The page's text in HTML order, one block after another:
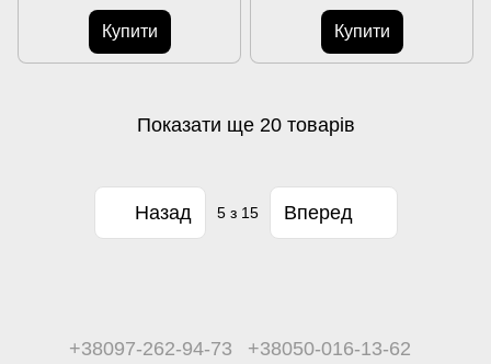
Купити Купити
Показати ще 20 товарів
Назад 5з 15 Вперед
+38097-262-94-73 +38050-016-13-62